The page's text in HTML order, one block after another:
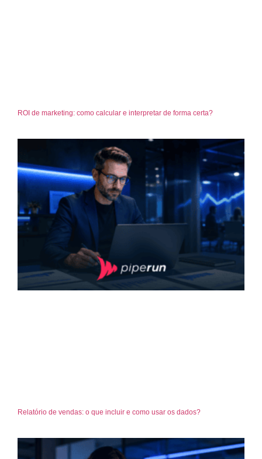
ROI de marketing: como calcular e interpretar de forma certa?
Relatório de vendas: o que incluir e como usar os dados?